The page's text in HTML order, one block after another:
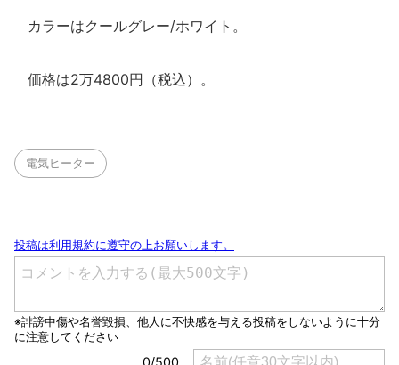
カラーはクールグレー/ホワイト。
価格は2万4800円（税込）。
電気ヒーター